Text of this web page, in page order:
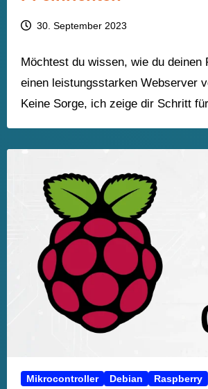
30. September 2023
Möchtest du wissen, wie du deinen
einen leistungsstarken Webserver
Keine Sorge, ich zeige dir Schritt
Mikrocontroller Debian Raspberry